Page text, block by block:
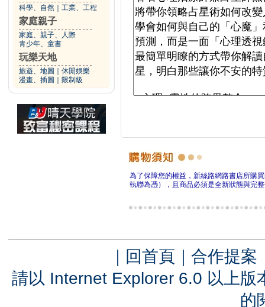
科學、自然 工業、工程
家庭親子
家庭、親子、人際
青少年、童書
玩樂天地
旅遊、地圖
休閒娛樂
漫畫、插圖
限制級
為了保障您的權益，新絲路網路書店所購
執聯為憑），且商品必須是全新狀態與完
｜ 回首頁 ｜ 合作提案
請以 Internet Explorer 6.0 以上
的